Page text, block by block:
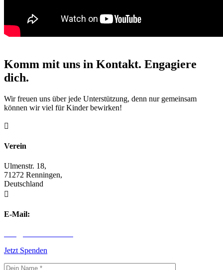
Komm mit uns in Kontakt. Engagiere
dich.
Wir freuen uns über jede Unterstützung, denn nur gemeinsam
können wir viel für Kinder bewirken!

Verein
Ulmenstr. 18,
71272 Renningen,
Deutschland

E-Mail:
Jetzt Spenden